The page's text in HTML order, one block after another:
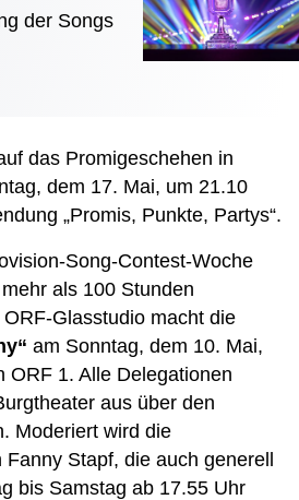
der Songs
das Promigeschehen in
dem 17. Mai, um 21.10
„Promis, Punkte, Partys“.
Song-Contest-Woche
als 100 Stunden
Glasstudio macht die
am Sonntag, dem 10. Mai,
ORF 1. Alle Delegationen
aus über den
Moderiert wird die
Stapf, die auch generell
bis Samstag ab 17.55 Uhr